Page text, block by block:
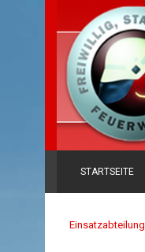
STARTSEITE
Einsatzabteilung